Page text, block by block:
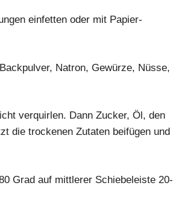
einfetten oder mit Papier-
Natron, Gewürze, Nüsse,
verquirlen. Dann Zucker, Öl, den
die trockenen Zutaten beifügen und
Grad auf mittlerer Schiebeleiste 20-